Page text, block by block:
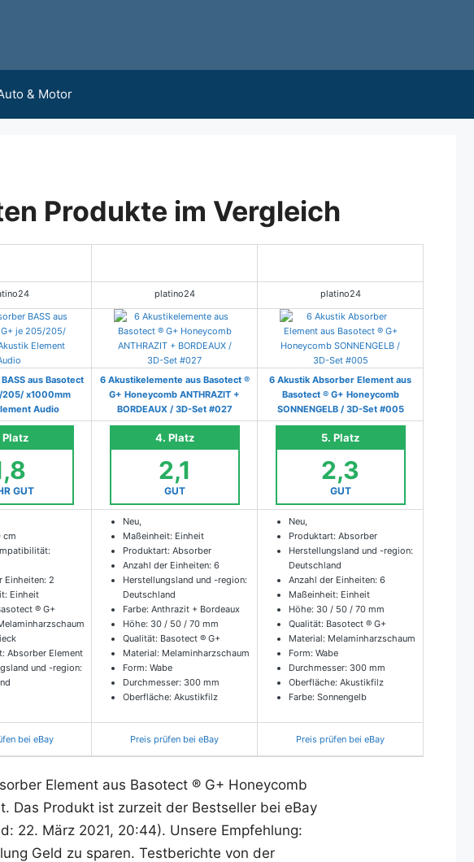
& Motor
Produkte im Vergleich
platino24 platino24
aus Basotect
205/ x1000mm
Audio
6 Akustikelemente aus Basotect ®
G+ Honeycomb ANTHRAZIT +
BORDEAUX / 3D-Set #027
6 Akustik Absorber Element aus
Basotect ® G+ Honeycomb
SONNENGELB / 3D-Set #005
Platz
GUT
4. Platz
2,1
GUT
5. Platz
2,3
GUT
cm
Einheiten: 2
Einheit
® G+
Absorber Element
und -region:
Neu,
Maßeinheit: Einheit
Produktart: Absorber
Anzahl der Einheiten: 6
Herstellungsland und -region:
Deutschland
Farbe: Anthrazit + Bordeaux
Höhe: 30 / 50 / 70 mm
Qualität: Basotect ® G+
Material: Melaminharzschaum
Form: Wabe
Durchmesser: 300 mm
Oberfläche: Akustikfilz
Neu,
Produktart: Absorber
Herstellungsland und -region:
Deutschland
Anzahl der Einheiten: 6
Maßeinheit: Einheit
Höhe: 30 / 50 / 70 mm
Qualität: Basotect ® G+
Material: Melaminharzschaum
Form: Wabe
Durchmesser: 300 mm
Oberfläche: Akustikfilz
Farbe: Sonnengelb
bei eBay Preis prüfen bei eBay Preis prüfen bei eBay
Element aus Basotect ® G+ Honeycomb
Das Produkt ist zurzeit der Bestseller bei eBay
22. März 2021, 20:44). Unsere Empfehlung:
Geld zu sparen. Testberichte von der